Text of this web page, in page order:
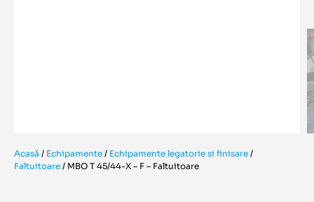
Acasă / Echipamente / Echipamente legatorie si finisare /
Faltuitoare / MBO T 45/44-X – F – Faltuitoare